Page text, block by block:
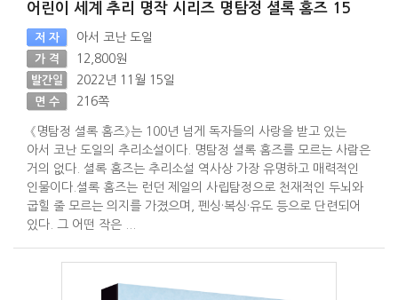
어린이 세계 추리 명작 시리즈 명탐정 셜록 홈즈 15
저 자 아서 코난 도일
가 격 12,800원
발간일 2022년 11월 15일
면 수 216쪽
《명탐정 셜록 홈즈》는 100년 넘게 독자들의 사랑을 받고 있는
아서 코난 도일의 추리소설이다. 명탐정 셜록 홈즈를 모르는 사람은
거의 없다. 셜록 홈즈는 추리소설 역사상 가장 유명하고 매력적인
인물이다.셜록 홈즈는 런던 제일의 사립탐정으로 천재적인 두뇌와
굽힐 줄 모르는 의지를 가졌으며, 펜싱·복싱·유도 등으로 단련되어
있다. 그 어떤 작은 ...